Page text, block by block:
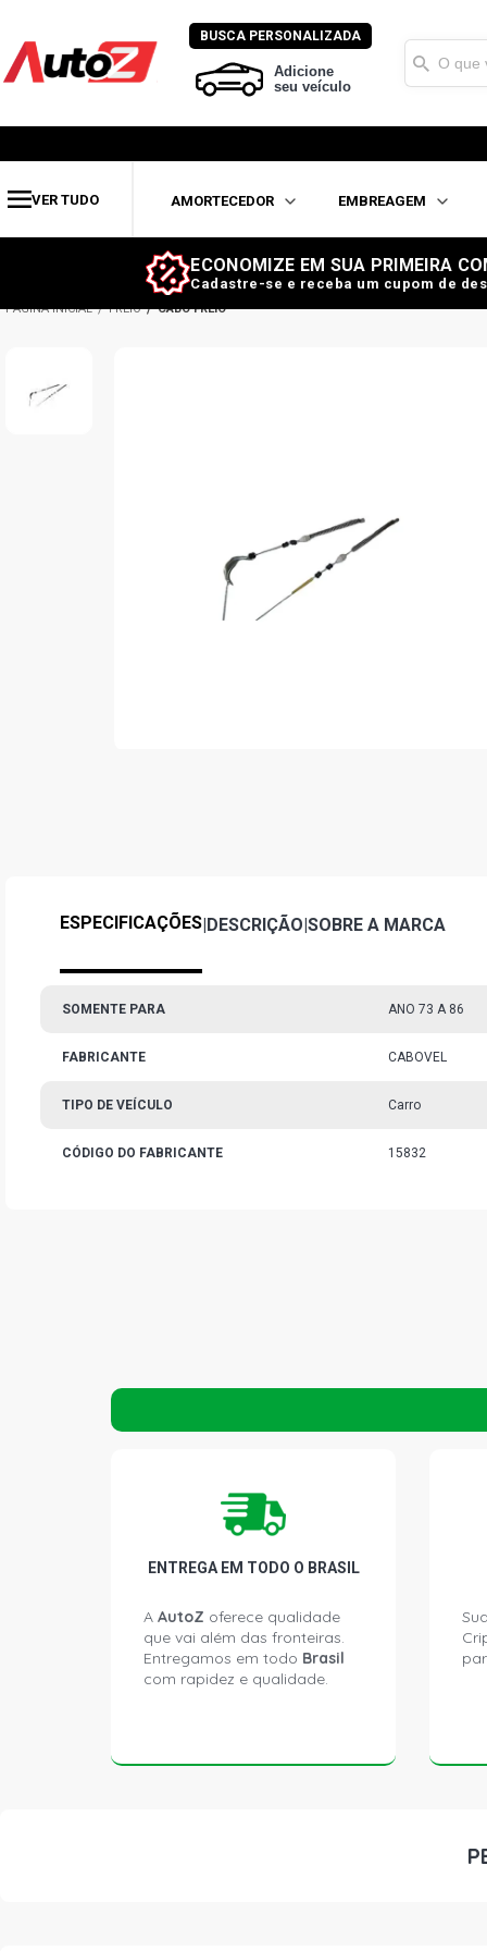
BUSCA PERSONALIZADA
Adicione
seu veículo
VER TUDO AMORTECEDOR EMBREAGEM
ECONOMIZE EM SUA PRIMEIRA
Cadastre-se e receba um cupom de
FREIO CABO FREIO
ESPECIFICAÇÕES|DESCRIÇÃO|SOBRE A MARCA
SOMENTE PARA ANO 73 A 86
FABRICANTE CABOVEL
TIPO DE VEÍCULO Carro
CÓDIGO DO FABRICANTE 15832
ENTREGA EM TODO O BRASIL
A AutoZ oferece qualidade
que vai além das fronteiras.
Entregamos em todo Brasil
com rapidez e qualidade.